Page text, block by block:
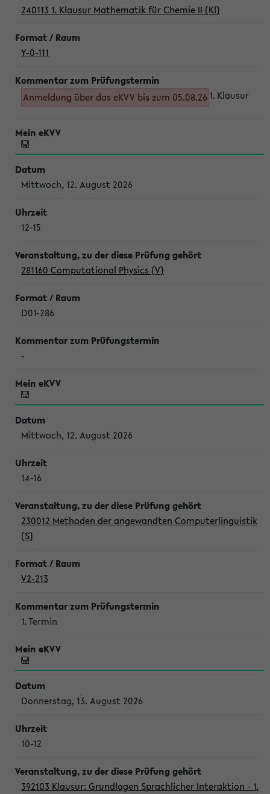
240113 1. Klausur Mathematik für Chemie II (Kl)
Y-0-111
Anmeldung über das eKVV bis zum 05.08.26 1. Klausur
Mittwoch, 12. August 2026
12-15
281160 Computational Physics (V)
D01-286
-
Mittwoch, 12. August 2026
14-16
230012 Methoden der angewandten Computerlinguistik
(S)
V2-213
1. Termin
Donnerstag, 13. August 2026
10-12
392103 Klausur: Grundlagen Sprachlicher Interaktion - 1.